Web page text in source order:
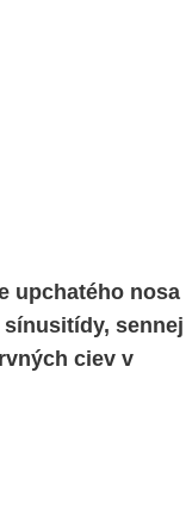
upchatého nosa
sennej
ciev v